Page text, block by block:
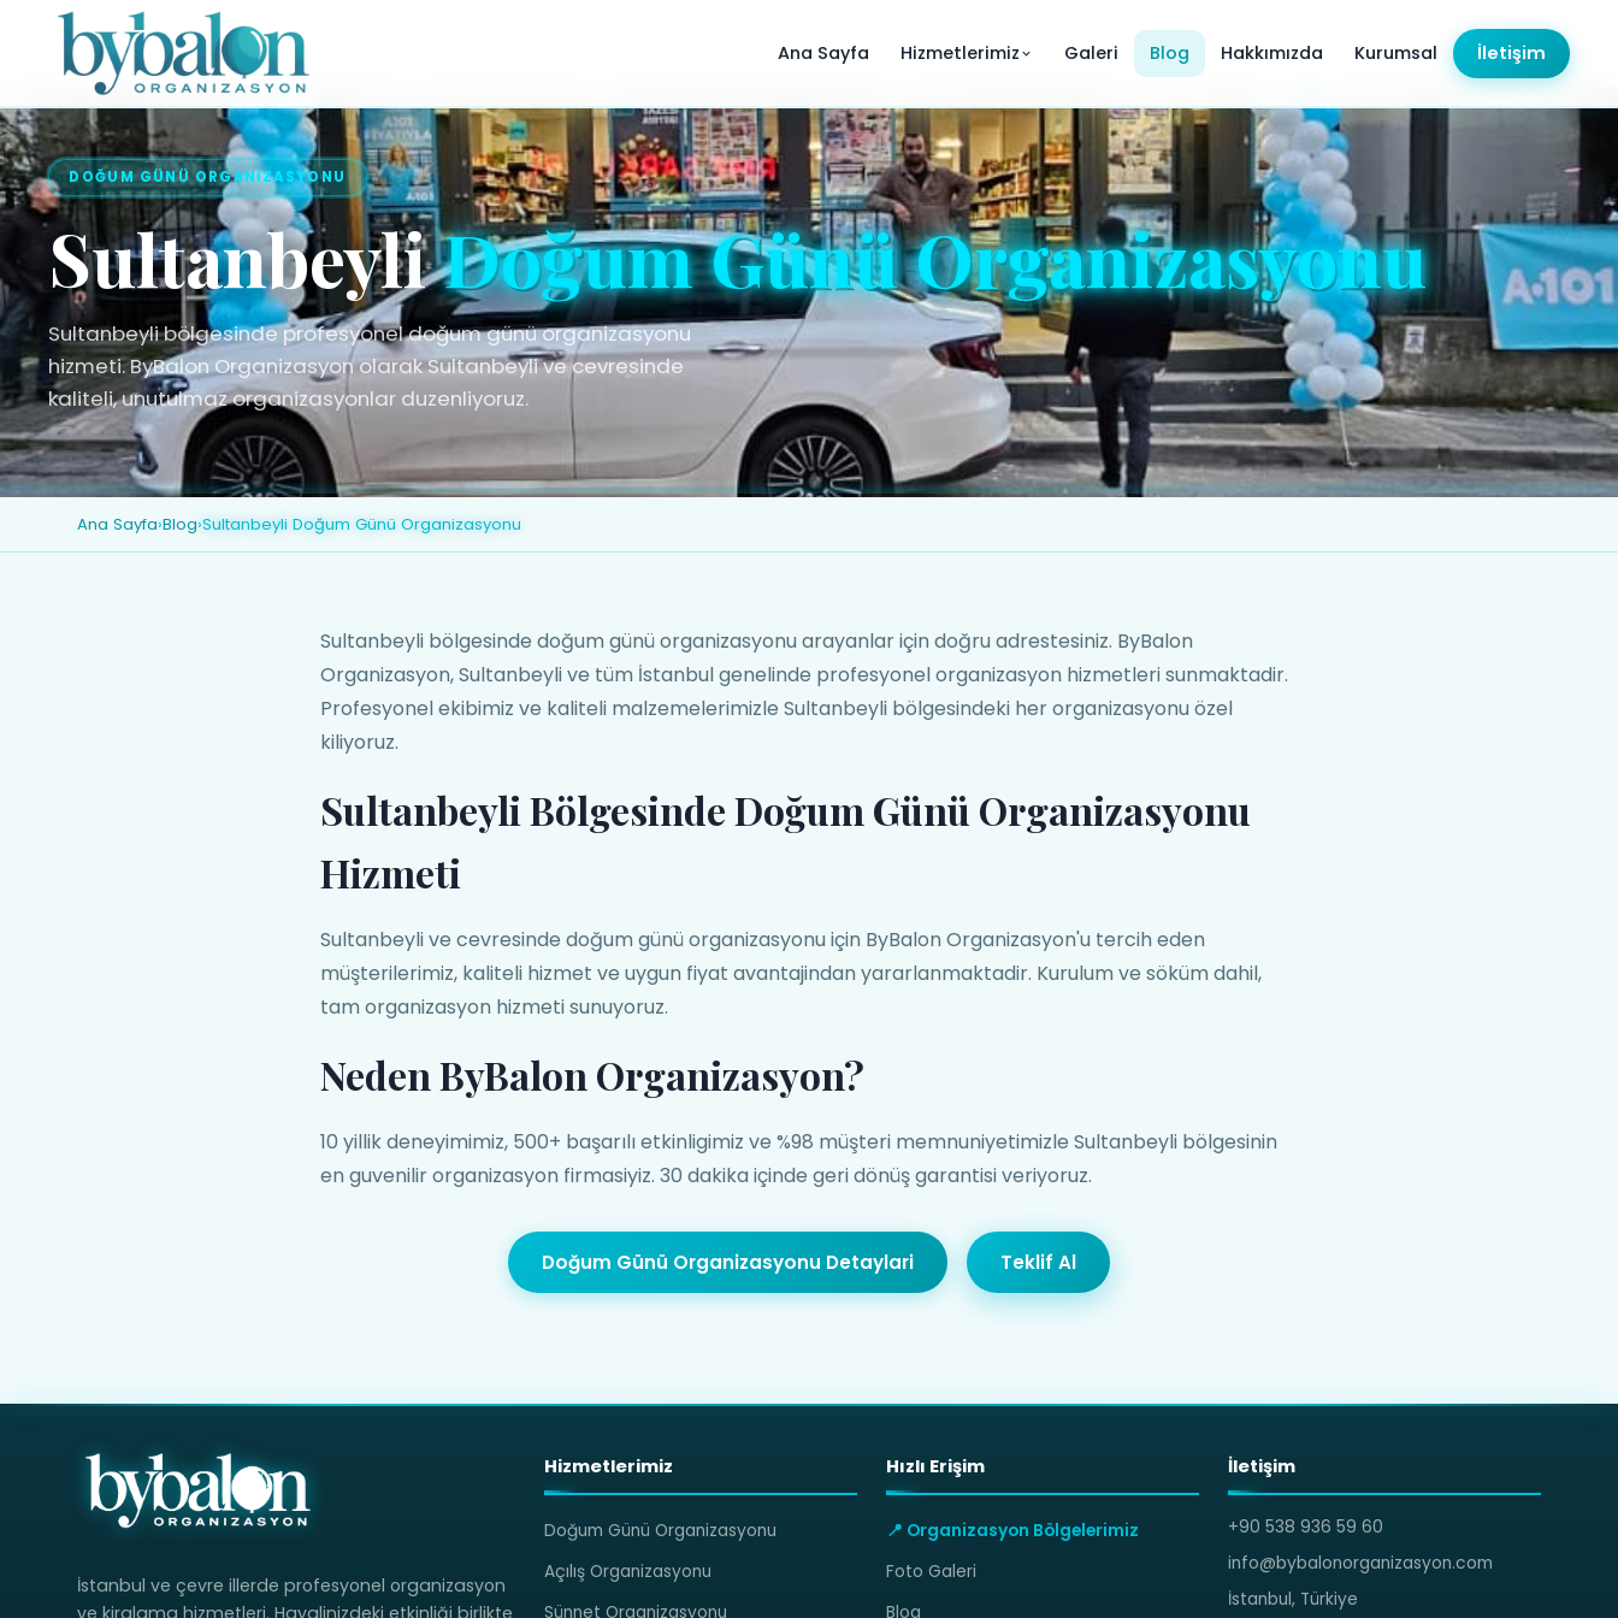
Ana Sayfa Hizmetlerimiz Galeri Blog Hakkımızda Kurumsal İletişim
DOĞUM GÜNÜ ORGANIZASYONU
SultanbeyliDoğum Günü Organizasyonu
Sultanbeyli bölgesinde profesyonel doğum günü organizasyonu
hizmeti. ByBalon Organizasyon olarak Sultanbeyli ve cevresinde
kaliteli, unutulmaz organizasyonlar duzenliyoruz.
Ana Sayfa›Blog›Sultanbeyli Doğum Günü Organizasyonu
Sultanbeyli bölgesinde doğum günü organizasyonu arayanlar için doğru adrestesiniz. ByBalon
Organizasyon, Sultanbeyli ve tüm İstanbul genelinde profesyonel organizasyon hizmetleri sunmaktadir.
Profesyonel ekibimiz ve kaliteli malzemelerimizle Sultanbeyli bölgesindeki her organizasyonu özel
kiliyoruz.
Sultanbeyli Bölgesinde Doğum Günü Organizasyonu
Hizmeti
Sultanbeyli ve cevresinde doğum günü organizasyonu için ByBalon Organizasyon'u tercih eden
müşterilerimiz, kaliteli hizmet ve uygun fiyat avantajindan yararlanmaktadir. Kurulum ve söküm dahil,
tam organizasyon hizmeti sunuyoruz.
Neden ByBalon Organizasyon?
10 yillik deneyimimiz, 500+ başarılı etkinligimiz ve %98 müşteri memnuniyetimizle Sultanbeyli bölgesinin
en guvenilir organizasyon firmasiyiz. 30 dakika içinde geri dönüş garantisi veriyoruz.
Doğum Günü Organizasyonu Detaylari Teklif Al
İstanbul ve çevre illerde profesyonel organizasyon
ve kiralama hizmetleri. Hayalinizdeki etkinliği birlikte
Hizmetlerimiz
Doğum Günü Organizasyonu
Açılış Organizasyonu
Sünnet Organizasyonu
Hızlı Erişim
📍 Organizasyon Bölgelerimiz
Foto Galeri
Blog
İletişim
+90 538 936 59 60
info@bybalonorganizasyon.com
İstanbul, Türkiye